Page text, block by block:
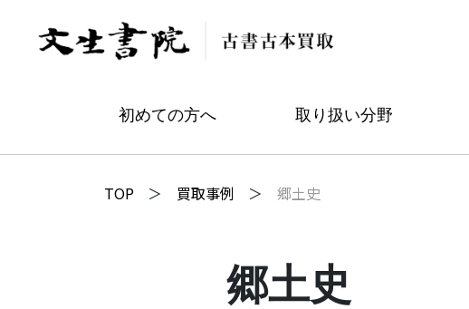
初めての方へ 取り扱い分野
TOP 買取事例 郷土史
郷土史